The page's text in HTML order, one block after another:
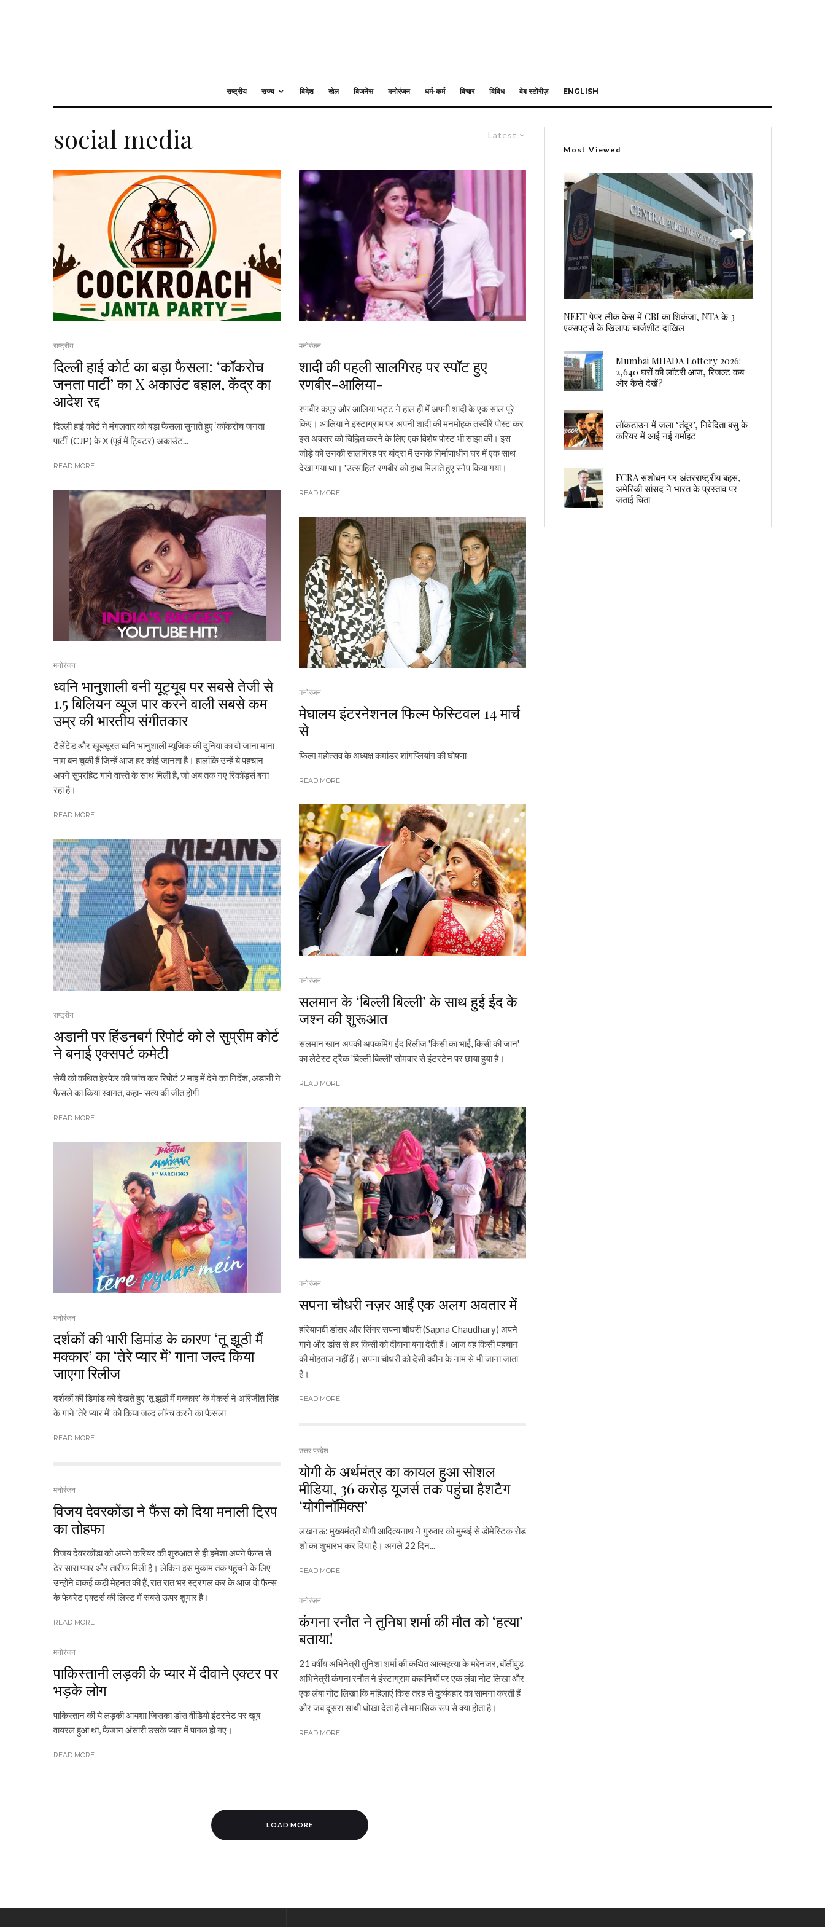
राष्ट्रीय राज्य विदेश खेल बिजनेस मनोरंजन धर्म-कर्म विचार विविध वेब स्टोरीज़ ENGLISH
Latest
social media
राष्ट्रीय
दिल्ली हाई कोर्ट का बड़ा फैसला: ‘कॉकरोच
जनता पार्टी’ का X अकाउंट बहाल, केंद्र का
आदेश रद्द
दिल्ली हाई कोर्ट ने मंगलवार को बड़ा फैसला सुनाते हुए ‘कॉकरोच जनता
पार्टी’ (CJP) के X (पूर्व में ट्विटर) अकाउंट...
READ MORE
मनोरंजन
ध्वनि भानुशाली बनी यूट्यूब पर सबसे तेजी से
1.5 बिलियन व्यूज पार करने वाली सबसे कम
उम्र की भारतीय संगीतकार
टैलेंटेड और खूबसूरत ध्वनि भानुशाली म्यूजिक की दुनिया का वो जाना माना
नाम बन चुकी हैं जिन्हें आज हर कोई जानता है। हालांकि उन्हें ये पहचान
अपने सुपरहिट गाने वास्ते के साथ मिली है, जो अब तक नए रिकॉर्ड्स बना
रहा है।
READ MORE
राष्ट्रीय
अडानी पर हिंडनबर्ग रिपोर्ट को ले सुप्रीम कोर्ट
ने बनाई एक्सपर्ट कमेटी
सेबी को कथित हेरफेर की जांच कर रिपोर्ट 2 माह में देने का निर्देश, अडानी ने
फैसले का किया स्वागत, कहा- सत्य की जीत होगी
READ MORE
मनोरंजन
दर्शकों की भारी डिमांड के कारण ‘तू झूठी मैं
मक्कार’ का ‘तेरे प्यार में’ गाना जल्द किया
जाएगा रिलीज
दर्शकों की डिमांड को देखते हुए 'तू झूठी मैं मक्कार' के मेकर्स ने अरिजीत सिंह
के गाने 'तेरे प्यार में' को किया जल्द लॉन्च करने का फैसला
READ MORE
मनोरंजन
विजय देवरकोंडा ने फैंस को दिया मनाली ट्रिप
का तोहफा
विजय देवरकोंडा को अपने करियर की शुरुआत से ही हमेशा अपने फैन्स से
ढेर सारा प्यार और तारीफ मिली हैं। लेकिन इस मुकाम तक पहुंचने के लिए
उन्होंने वाकई कड़ी मेहनत की हैं, रात रात भर स्ट्रगल कर के आज वो फैन्स
के फेवरेट एक्टर्स की लिस्ट में सबसे ऊपर शुमार है।
READ MORE
मनोरंजन
पाकिस्तानी लड़की के प्यार में दीवाने एक्टर पर
भड़के लोग
पाकिस्तान की ये लड़की आयशा जिसका डांस वीडियो इंटरनेट पर खूब
वायरल हुआ था, फैजान अंसारी उसके प्यार में पागल हो गए।
READ MORE
मनोरंजन
शादी की पहली सालगिरह पर स्पॉट हुए
रणबीर-आलिया-
रणबीर कपूर और आलिया भट्ट ने हाल ही में अपनी शादी के एक साल पूरे
किए। आलिया ने इंस्टाग्राम पर अपनी शादी की मनमोहक तस्वीरें पोस्ट कर
इस अवसर को चिह्नित करने के लिए एक विशेष पोस्ट भी साझा की। इस
जोड़े को उनकी सालगिरह पर बांद्रा में उनके निर्माणाधीन घर में एक साथ
देखा गया था। 'उत्साहित' रणबीर को हाथ मिलाते हुए स्नैप किया गया।
READ MORE
मनोरंजन
मेघालय इंटरनेशनल फिल्म फेस्टिवल 14 मार्च
से
फिल्म महोत्सव के अध्यक्ष कमांडर शांगप्लियांग की घोषणा
READ MORE
मनोरंजन
सलमान के ‘बिल्ली बिल्ली’ के साथ हुई ईद के
जश्न की शुरूआत
सलमान खान अपकी अपकमिंग ईद रिलीज 'किसी का भाई, किसी की जान'
का लेटेस्ट ट्रैक 'बिल्ली बिल्ली' सोमवार से इंटरटेन पर छाया हुया है।
READ MORE
मनोरंजन
सपना चौधरी नज़र आईं एक अलग अवतार में
हरियाणवी डांसर और सिंगर सपना चौधरी (Sapna Chaudhary) अपने
गाने और डांस से हर किसी को दीवाना बना देती हैं। आज वह किसी पहचान
की मोहताज नहीं हैं। सपना चौधरी को देसी क्वीन के नाम से भी जाना जाता
है।
READ MORE
उत्तर प्रदेश
योगी के अर्थमंत्र का कायल हुआ सोशल
मीडिया, 36 करोड़ यूजर्स तक पहुंचा हैशटैग
‘योगीनॉमिक्स’
लखनऊ: मुख्यमंत्री योगी आदित्यनाथ ने गुरुवार को मुम्बई से डोमेस्टिक रोड
शो का शुभारंभ कर दिया है। अगले 22 दिन...
READ MORE
मनोरंजन
कंगना रनौत ने तुनिषा शर्मा की मौत को ‘हत्या’
बताया!
21 वर्षीय अभिनेत्री तुनिशा शर्मा की कथित आत्महत्या के मद्देनजर, बॉलीवुड
अभिनेत्री कंगना रनौत ने इंस्टाग्राम कहानियों पर एक लंबा नोट लिखा और
एक लंबा नोट लिखा कि महिलाएं किस तरह से दुर्व्यवहार का सामना करती हैं
और जब दूसरा साथी धोखा देता है तो मानसिक रूप से क्या होता है।
READ MORE
LOAD MORE
Most Viewed
NEET पेपर लीक केस में CBI का शिकंजा, NTA के 3
एक्सपर्ट्स के खिलाफ चार्जशीट दाखिल
Mumbai MHADA Lottery 2026:
2,640 घरों की लॉटरी आज, रिजल्ट कब
और कैसे देखें?
लॉकडाउन में जला ‘तंदूर’, निवेदिता बसु के
करियर में आई नई गर्माहट
FCRA संशोधन पर अंतरराष्ट्रीय बहस,
अमेरिकी सांसद ने भारत के प्रस्ताव पर
जताई चिंता